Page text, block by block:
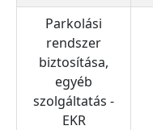
Parkolási
rendszer
biztosítása,
egyéb
szolgáltatás -
EKR